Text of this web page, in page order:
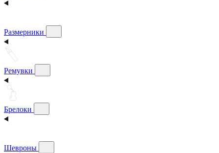
Размерники
Ремувки
Брелоки
Шевроны